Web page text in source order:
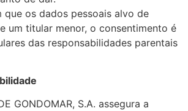
que os dados pessoais alvo de
um titular menor, o consentimento é
das responsabilidades parentais
GONDOMAR, S.A. assegura a